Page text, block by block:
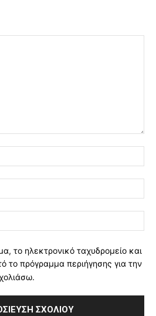
το ηλεκτρονικό ταχυδρομείο και
το πρόγραμμα περιήγησης για την